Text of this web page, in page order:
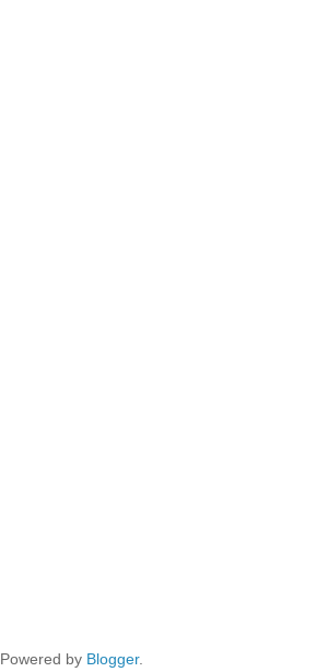
Powered by Blogger.